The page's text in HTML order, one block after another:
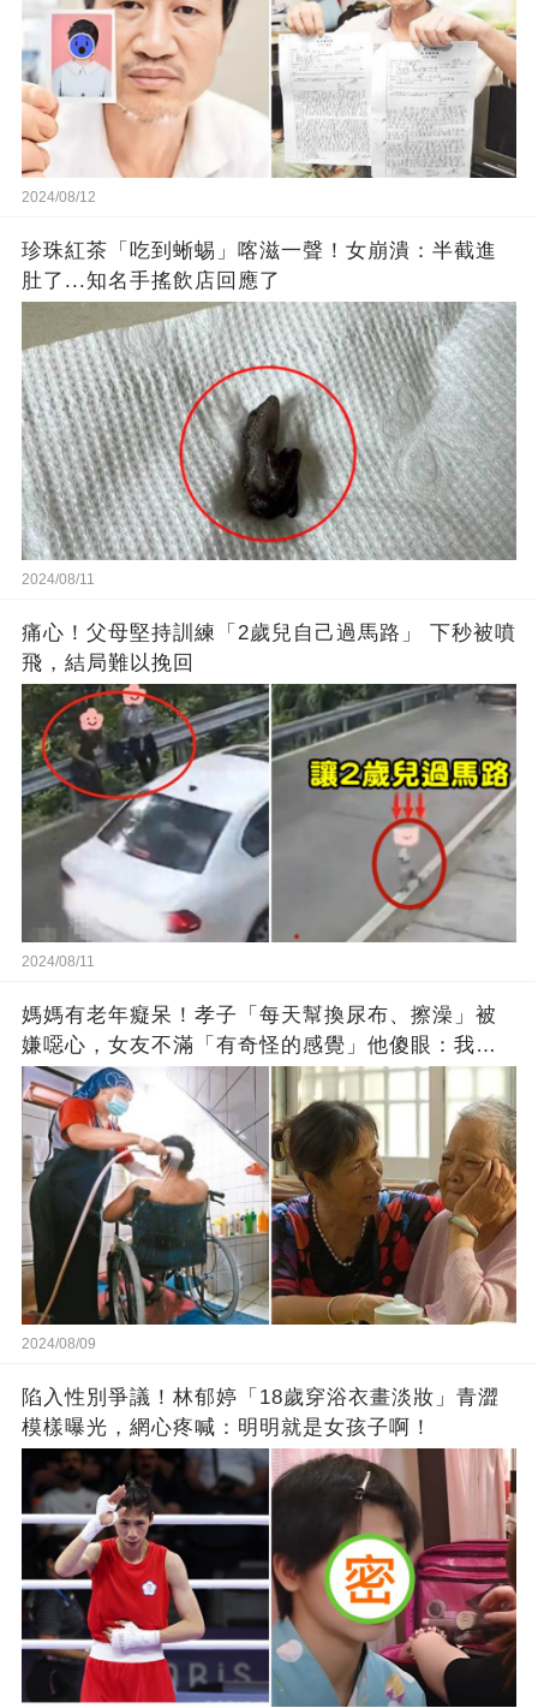
2024/08/12
珍珠紅茶「吃到蜥蜴」喀滋一聲！女崩潰：半截進
肚了...知名手搖飲店回應了
2024/08/11
痛心！父母堅持訓練「2歲兒自己過馬路」 下秒被噴
飛，結局難以挽回
2024/08/11
媽媽有老年癡呆！孝子「每天幫換尿布、擦澡」被
嫌噁心，女友不滿「有奇怪的感覺」他傻眼：我有
問題？
2024/08/09
陷入性別爭議！林郁婷「18歲穿浴衣畫淡妝」青澀
模樣曝光，網心疼喊：明明就是女孩子啊！